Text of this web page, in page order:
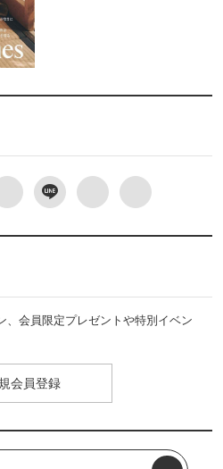
、会員限定プレゼントや特別イベン
会員登録